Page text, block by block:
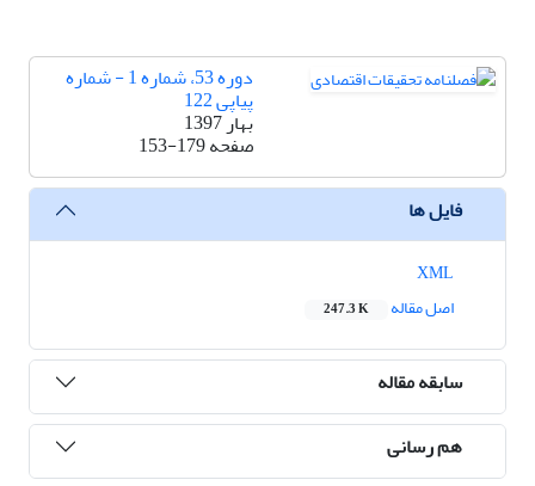
دوره 53، شماره 1 - شماره
پیاپی 122
بهار 1397
صفحه153-179
فایل ها
اصل مقاله
247.3 K
سابقه مقاله
هم رسانی